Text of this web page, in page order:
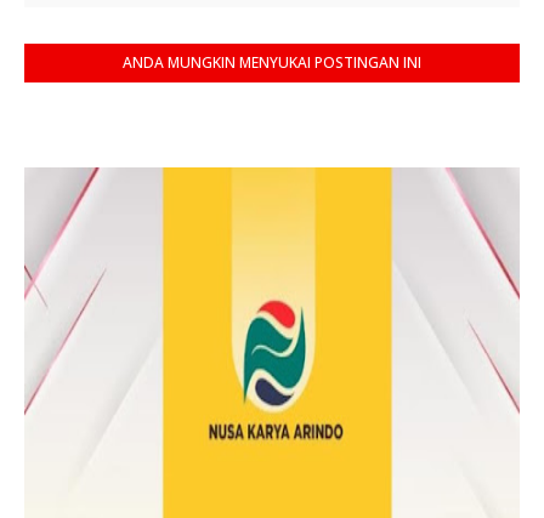
ANDA MUNGKIN MENYUKAI POSTINGAN INI